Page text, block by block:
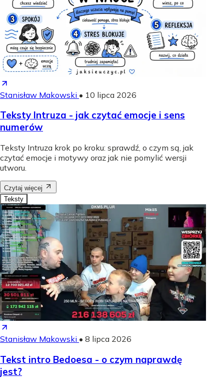
Stanisław Makowski • 10 lipca 2026
Teksty Intruza - jak czytać emocje i sens
numerów
Teksty Intruza krok po kroku: sprawdź, o czym są, jak
czytać emocje i motywy oraz jak nie pomylić wersji
utworu.
Czytaj więcej
Teksty
Stanisław Makowski • 8 lipca 2026
Tekst intro Bedoesa - o czym naprawdę
jest?